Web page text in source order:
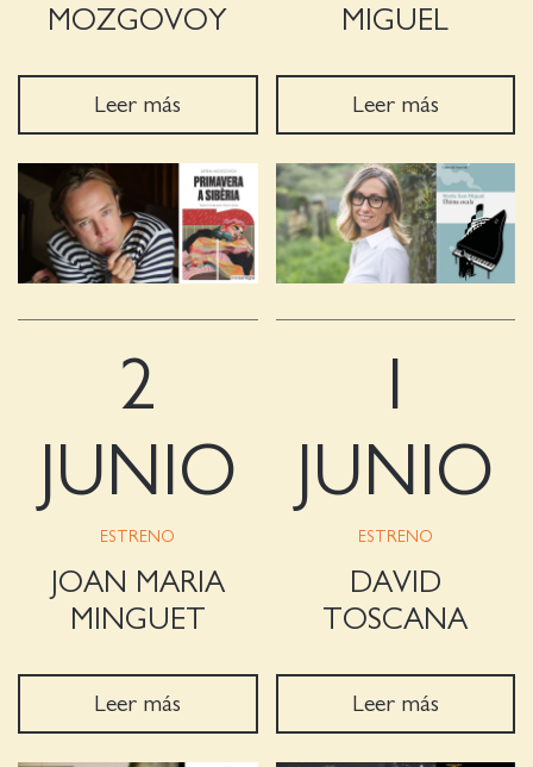
MOZGOVOY
Leer más
MIGUEL
Leer más
2
JUNIO
ESTRENO
JOAN MARIA
MINGUET
Leer más
JUNIO
ESTRENO
DAVID
TOSCANA
Leer más